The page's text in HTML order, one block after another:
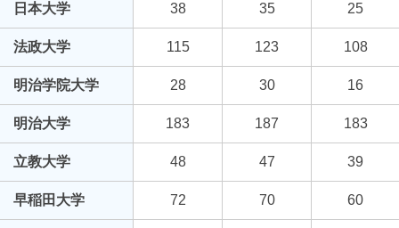
日本大学 38 35 25
法政大学 115 123 108
明治学院大学 28 30 16
明治大学 183 187 183
立教大学 48 47 39
早稲田大学 72 70 60